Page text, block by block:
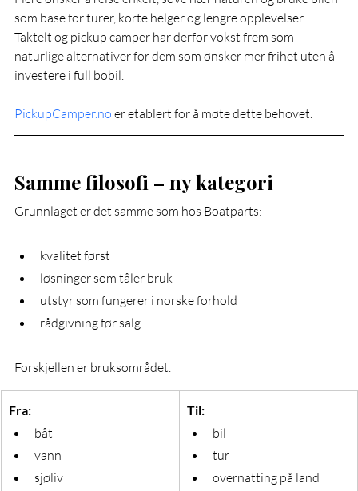
som base for turer, korte helger og lengre opplevelser.
Taktelt og pickup camper har derfor vokst frem som
naturlige alternativer for dem som ønsker mer frihet uten å
investere i full bobil.
PickupCamper.no er etablert for å møte dette behovet.
Samme filosofi – ny kategori
Grunnlaget er det samme som hos Boatparts:
kvalitet først
løsninger som tåler bruk
utstyr som fungerer i norske forhold
rådgivning før salg
Forskjellen er bruksområdet.
Fra:
båt
vann
sjøliv
Til:
bil
tur
overnatting på land